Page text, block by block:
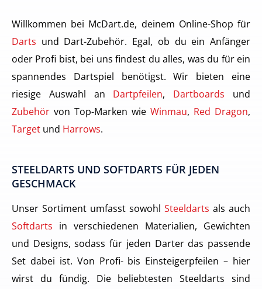
Willkommen bei McDart.de, deinem Online-Shop für
Darts und Dart-Zubehör. Egal, ob du ein Anfänger
oder Profi bist, bei uns findest du alles, was du für ein
spannendes Dartspiel benötigst. Wir bieten eine
riesige Auswahl an Dartpfeilen, Dartboards und
Zubehör von Top-Marken wie Winmau, Red Dragon,
Target und Harrows.
STEELDARTS UND SOFTDARTS FÜR JEDEN
GESCHMACK
Unser Sortiment umfasst sowohl Steeldarts als auch
Softdarts in verschiedenen Materialien, Gewichten
und Designs, sodass für jeden Darter das passende
Set dabei ist. Von Profi- bis Einsteigerpfeilen – hier
wirst du fündig. Die beliebtesten Steeldarts sind